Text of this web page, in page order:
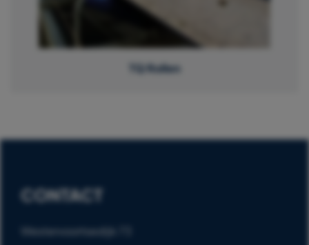
TQ Rollen
CONTACT
Westervoortsedijk 73